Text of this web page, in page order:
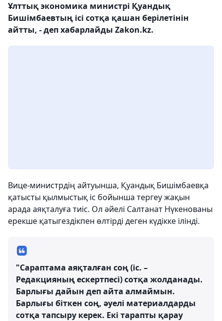
Ұлттық экономика министрі Қуандық
Бишімбаевтың ісі сотқа қашан берілетінін
айтты, - деп хабарлайды Zakon.kz.
Вице-министрдің айтуынша, Қуандық Бишімбаевқа
қатысты қылмыстық іс бойынша тергеу жақын
арада аяқталуға тиіс. Ол әйелі Салтанат Нүкенованы
ерекше қатыгездікпен өлтірді деген күдікке ілінді.
"Сараптама аяқталған соң (іс. –
Редакцияның ескертпесі) сотқа жолданады.
Барлығы дайын деп айта алмаймын.
Барлығы біткен соң, әуелі материалдарды
сотқа тапсыру керек. Екі тарапты қарау